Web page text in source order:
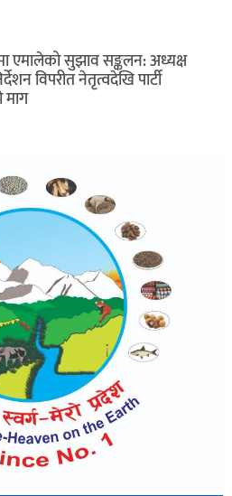
एमालेको सुझाव सङ्कलन: अध्यक्ष
विपरीत नेतृत्वदेखि पार्टी
माग